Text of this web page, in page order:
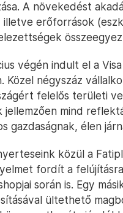
A növekedést
erőforrások
végén indult el a
Közel négyszáz
felelős területi
jellemzően mind
gazdaságnak, élen
közül a
fordít a
során is. Egy
ültethető